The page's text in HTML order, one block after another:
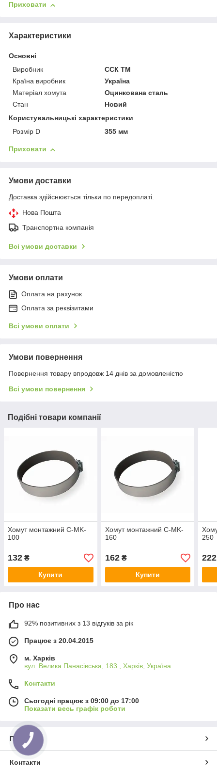
Приховати
Характеристики
Основні
Виробник
ССК ТМ
Країна виробник
Україна
Матеріал хомута
Оцинкована сталь
Стан
Новий
Користувальницькі характеристики
Розмір D
355 мм
Приховати
Умови доставки
Доставка здійснюється тільки по передоплаті.
Нова Пошта
Транспортна компанія
Всі умови доставки
Умови оплати
Оплата на рахунок
Оплата за реквізитами
Всі умови оплати
Умови повернення
Повернення товару впродовж 14 днів за домовленістю
Всі умови повернення
Подібні товари компанії
Хомут монтажний C-MK-
100
132 ₴
Купити
Хомут монтажний C-MK-
160
162₴
Купити
250
222
Про нас
92% позитивних з 13 відгуків за рік
Працює з 20.04.2015
м. Харків
вул. Велика Панасівська, 183 , Харків, Україна
Контакти
Сьогодні працює з 09:00 до 17:00
Показати весь графік роботи
Про нас
Контакти
КНОПКА
ЗВ'ЯЗКУ